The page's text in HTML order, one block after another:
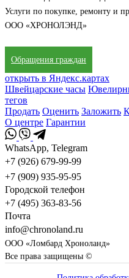
Услуги по покупке, ремонту и
ООО «ХРОНОЛЭНД»
Обращения граждан
открыть в Яндекс.картах
Швейцарские часы
тегов
Продать Оценить Заложить
О центре Гарантии
WhatsApp, Telegram
+7 (926) 679-99-99
+7 (909) 935-95-95
Городской телефон
+7 (495) 363-83-56
Почта
info@chronoland.ru
ООО «Ломбард Хроноланд»
Все права защищены ©